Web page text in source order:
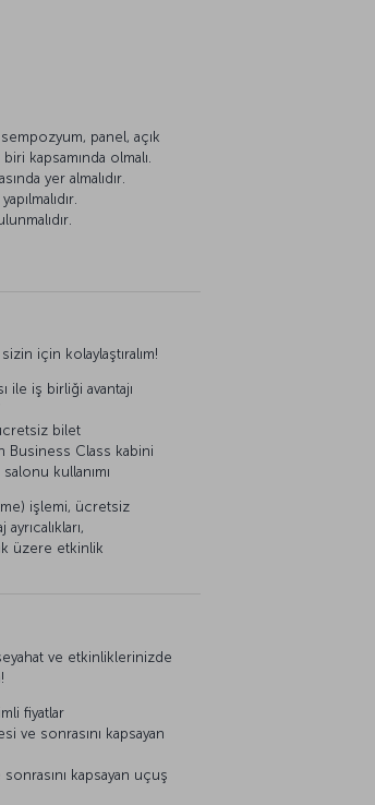
panel, açık
kapsamında olmalı.
yer almalıdır.
için kolaylaştıralım!
ile iş birliği avantajı
bilet
Business Class kabini
kullanımı
işlemi, ücretsiz
üzere etkinlik
ve etkinliklerinizde
fiyatlar
ve sonrasını kapsayan
kapsayan uçuş